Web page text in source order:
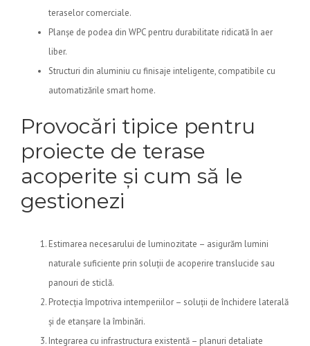
teraselor comerciale.
Planșe de podea din WPC pentru durabilitate ridicată în aer
liber.
Structuri din aluminiu cu finisaje inteligente, compatibile cu
automatizările smart home.
Provocări tipice pentru
proiecte de terase
acoperite și cum să le
gestionezi
Estimarea necesarului de luminozitate – asigurăm lumini
naturale suficiente prin soluții de acoperire translucide sau
panouri de sticlă.
Protecția împotriva intemperiilor – soluții de închidere laterală
și de etanșare la îmbinări.
Integrarea cu infrastructura existentă – planuri detaliate